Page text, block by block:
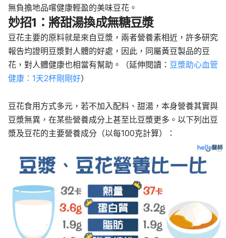
無負擔地品嚐健康輕盈的美味豆花。
妙招1：將甜湯換成無糖豆漿
豆花主要的原料就是來自豆漿，兩者營養素相近，許多研究
報告均證明豆漿對人體的好處，因此，同屬黃豆製品的豆
花，對人體健康也相當有幫助。（延伸閱讀： 豆漿助心血管
健康：1天2杯剛剛好）
豆花食用方式多元，若不加入配料、甜湯，本身營養其實與
豆漿無異，在某些營養成分上甚至比豆漿更多。以下列出豆
漿及豆花的主要營養成分（以每100克計算）：